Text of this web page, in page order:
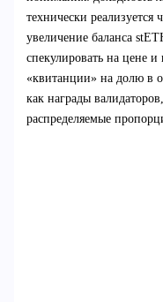
технически реализуется
увеличение баланса
спекулировать на цене и
«квитанции» на долю в
как награды
распределяемые